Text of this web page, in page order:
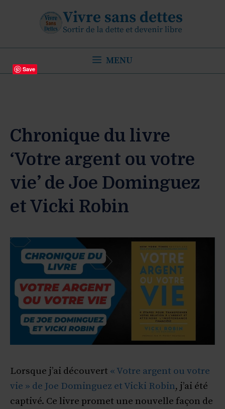
MENU
Chronique du livre
‘Votre argent ou votre
vie’ de Joe Dominguez
et Vicki Robin
Lorsque j’ai découvert « Votre argent ou votre
vie » de Joe Dominguez et Vicki Robin, j’ai été
captivé. Ce livre promet une nouvelle façon de
Save